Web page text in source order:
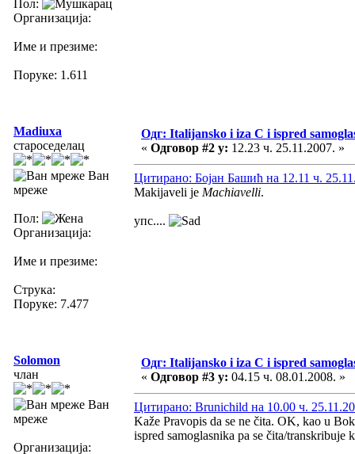
Пол:
Организација:
Име и презиме:
Поруке: 1.611
Madiuxa
староседелац
Ван
мреже
Пол:
Организација:
Име и презиме:
Струка:
Поруке: 7.477
Одг: Italijansko i iza C i ispred
« Одговор #2 у: 12.23 ч. 25.11.2007. »
Цитирано: Бојан Башић на 12.11 ч.
Makijaveli je Machiavelli.
упс....
Solomon
члан
Ван
мреже
Организација:
Одг: Italijansko i iza C i ispred
« Одговор #3 у: 04.15 ч. 08.01.2008. »
Цитирано: Brunichild на 10.00 ч.
Kaže Pravopis da se ne čita. OK, kao u
ispred samoglasnika pa se čita/transkribuje